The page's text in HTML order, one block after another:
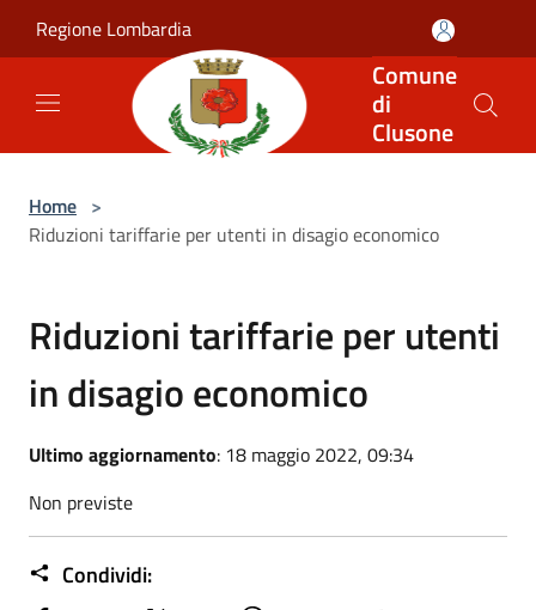
Regione Lombardia
Comune
di
Clusone
Home >
Riduzioni tariffarie per utenti in disagio economico
Riduzioni tariffarie per utenti
in disagio economico
Ultimo aggiornamento: 18 maggio 2022, 09:34
Non previste
Condividi: